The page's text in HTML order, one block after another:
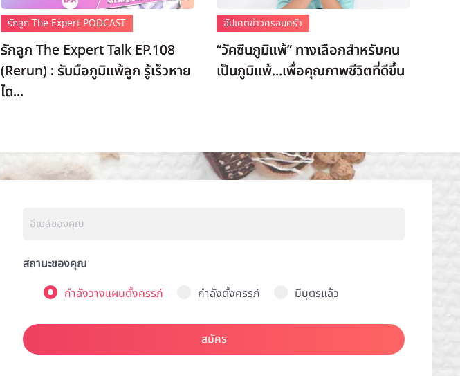
รักลูก The Expert PODCAST
รักลูก The Expert Talk EP.108
(Rerun) : รับมือภูมิแพ้ลูก รู้เร็วหาย
ได...
อัปเดตข่าวครอบครัว
“วัคซีนภูมิแพ้” ทางเลือกสำหรับคน
เป็นภูมิแพ้…เพื่อคุณภาพชีวิตที่ดีขึ้น
สถานะของคุณ
กำลังวางแผนตั้งครรภ์
กำลังตั้งครรภ์ มีบุตรแล้ว
สมัคร